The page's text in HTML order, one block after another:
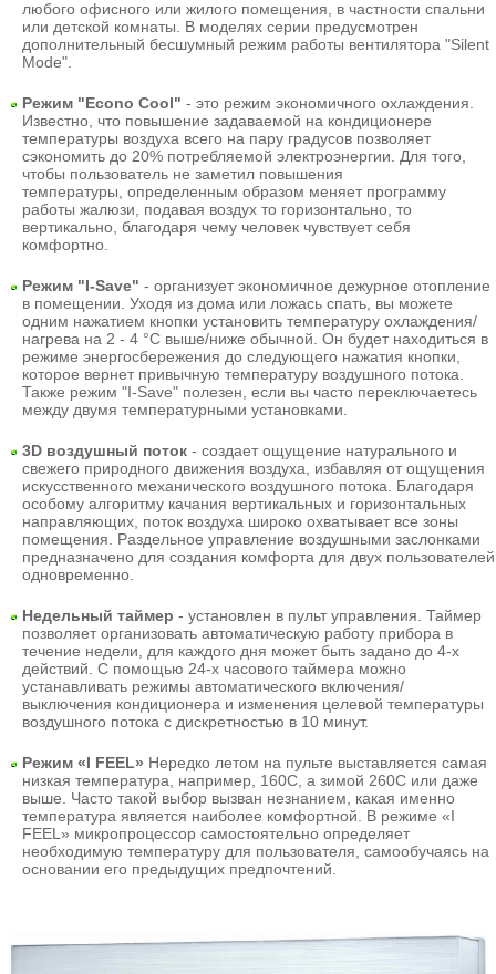
любого офисного или жилого помещения, в частности спальни
или детской комнаты. В моделях серии предусмотрен
дополнительный бесшумный режим работы вентилятора "Silent
Mode".
Режим "Econo Cool" - это режим экономичного охлаждения.
Известно, что повышение задаваемой на кондиционере
температуры воздуха всего на пару градусов позволяет
сэкономить до 20% потребляемой электроэнергии. Для того,
чтобы пользователь не заметил повышения
температуры, определенным образом меняет программу
работы жалюзи, подавая воздух то горизонтально, то
вертикально, благодаря чему человек чувствует себя
комфортно.
Режим "I-Save" - организует экономичное дежурное отопление
в помещении. Уходя из дома или ложась спать, вы можете
одним нажатием кнопки установить температуру охлаждения/
нагрева на 2 - 4 °C выше/ниже обычной. Он будет находиться в
режиме энерго­сбережения до следующего нажатия кнопки,
которое вернет привычную температуру воздушного потока.
Также режим "I-Save" полезен, если вы часто переключаетесь
между двумя температурными установками.
3D воздушный поток - создает ощущение натурального и
свежего природного движения воздуха, избавляя от ощущения
искусственного механического воздушного потока. Благодаря
особому алгоритму качания вертикальных и горизонтальных
направляющих, поток воздуха широко охватывает все зоны
помещения. Раздельное управление воздушными заслонками
предназначено для создания комфорта для двух пользователей
одновременно.
Недельный таймер - установлен в пульт управления. Таймер
позволяет организовать автоматическую работу прибора в
течение недели, для каждого дня может быть задано до 4-х
действий. С помощью 24-х часового таймера можно
устанавливать режимы автоматического включения/
выключения кондиционера и изменения целевой температуры
воздушного потока с дискретностью в 10 минут.
Режим «I FEEL» Нередко летом на пульте выставляется самая
низкая температура, например, 160С, а зимой 260С или даже
выше. Часто такой выбор вызван незнанием, какая именно
температура является наиболее комфортной. В режиме «I
FEEL» микропроцессор самостоятельно определяет
необходимую температуру для пользователя, самообучаясь на
основании его предыдущих предпочтений.